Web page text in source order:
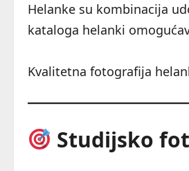
Helanke su kombinacija
kataloga helanki
Kvalitetna fotografija
Studijsko